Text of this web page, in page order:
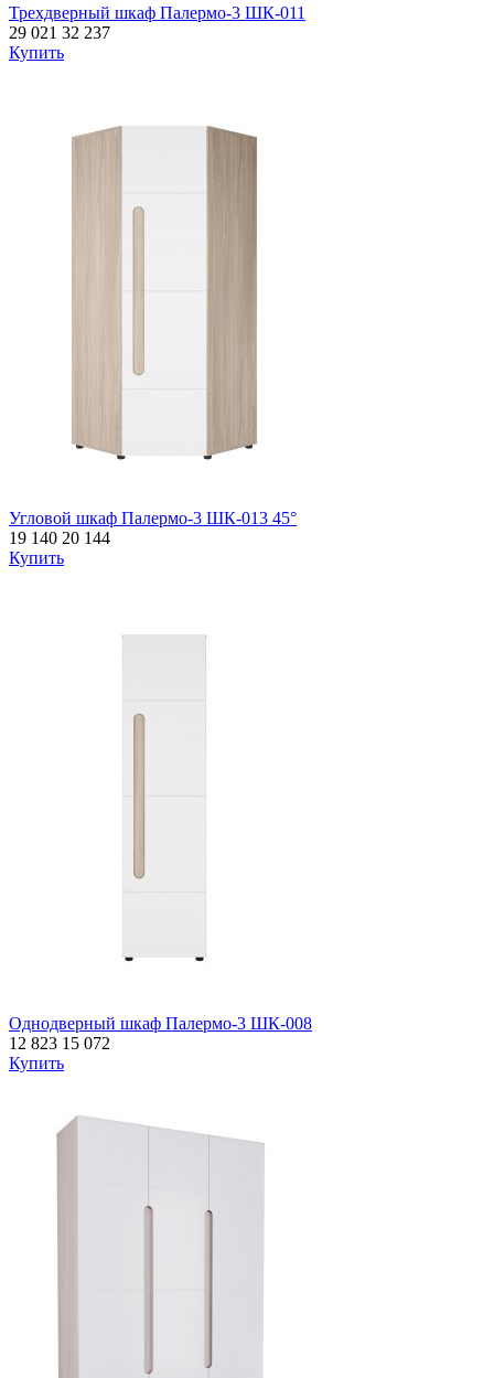
Трехдверный шкаф Палермо-3 ШК-011
29 021 32 237
Купить
Угловой шкаф Палермо-3 ШК-013 45°
19 140 20 144
Купить
Однодверный шкаф Палермо-3 ШК-008
12 823 15 072
Купить